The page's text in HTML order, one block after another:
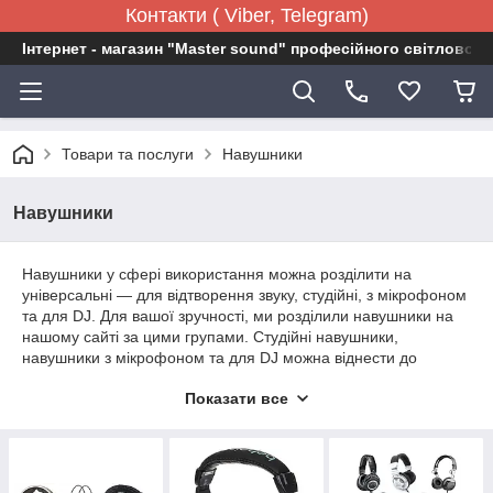
Контакти ( Viber, Telegram)
Інтернет - магазин "Master sound" професійного
Товари та послуги Навушники
Навушники
Навушники у сфері використання можна розділити на
універсальні ― для відтворення звуку, студійні, з мікрофоном
та для DJ. Для вашої зручності, ми розділили навушники на
нашому сайті за цими групами. Студійні навушники,
навушники з мікрофоном та для DJ можна віднести до
дозволяючи виділити голос або навпаки, приглушити голос та
йдуть у комплектах для звукозапису, але їх можна придбати
окремо.
Показати все